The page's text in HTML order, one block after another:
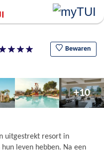
Bewaren
+10
uitgestrekt resort in
leven hebben. Na een